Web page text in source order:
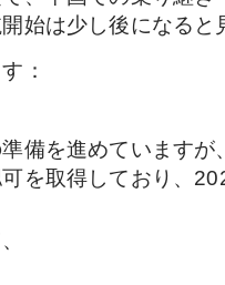
始は少し後になると
：
備を進めています
を取得しており、